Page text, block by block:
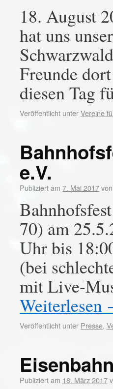
18. August
hat uns
Freunde
diesen Tag
Veröffentlicht unterVereine
e.V.
Publiziert am 7. Mai 2017von
70) am
Uhr bis
(bei
mit Live-
Weiterlesen
Veröffentlicht unter Presse,
Publiziert am 18. März 2017